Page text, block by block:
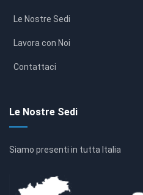
Le Nostre Sedi
Lavora con Noi
Contattaci
Le Nostre Sedi
Siamo presenti in tutta Italia